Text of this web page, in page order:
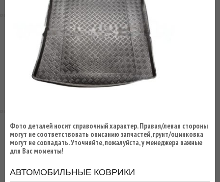
Фото деталей носит справочный характер. Правая/левая стороны
могут не соответствовать описанию запчастей, грунт/оцинковка
могут не совпадать. Уточняйте, пожалуйста, у менеджера важные
для Вас моменты!
АВТОМОБИЛЬНЫЕ КОВРИКИ